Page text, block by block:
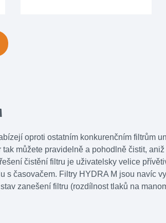
oproti ostatním konkurenčním filtrům
můžete pravidelně a pohodlně čistit,
čistění filtru je uživatelsky velice
s časovačem. Filtry HYDRA M jsou navíc
zanešení filtru (rozdílnost tlaků na